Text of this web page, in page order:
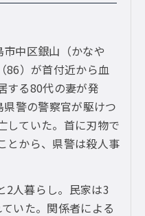
中区銀山（かなや
86）が首付近から血
する80代の妻が発
警の警察官が駆けつ
していた。首に刃物で
とから、県警は殺人事
2人暮らし。民家は3
いた。関係者による